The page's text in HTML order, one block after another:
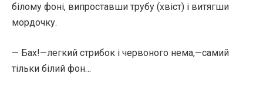
білому фоні, випроставши трубу (хвіст) і витягши
мордочку.
— Бах!—легкий стрибок і червоного нема,—самий
тільки білий фон…